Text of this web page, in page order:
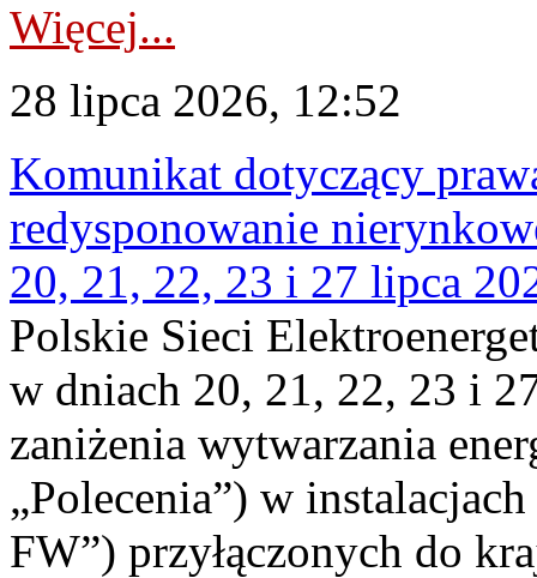
Więcej...
28 lipca 2026, 12:52
Komunikat dotyczący
redysponowanie
20, 21, 22, 23 i 27 lipca
Polskie Sieci
w dniach 20, 21, 22, 23 i
zaniżenia wytwarzania
„Polecenia”) w
FW”) przyłączonych do